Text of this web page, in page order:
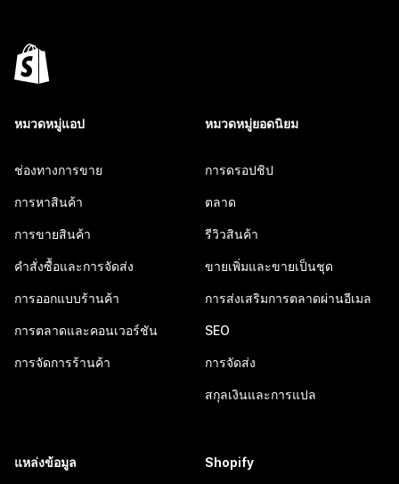
หมวดหมู่แอป
ช่องทางการขาย
การหาสินค้า
การขายสินค้า
คำสั่งซื้อและการจัดส่ง
การออกแบบร้านค้า
การตลาดและคอนเวอร์ชัน
การจัดการร้านค้า
หมวดหมู่ยอดนิยม
การดรอปชิป
ตลาด
รีวิวสินค้า
ขายเพิ่มและขายเป็นชุด
การส่งเสริมการตลาดผ่านอีเมล
SEO
การจัดส่ง
สกุลเงินและการแปล
แหล่งข้อมูล Shopify